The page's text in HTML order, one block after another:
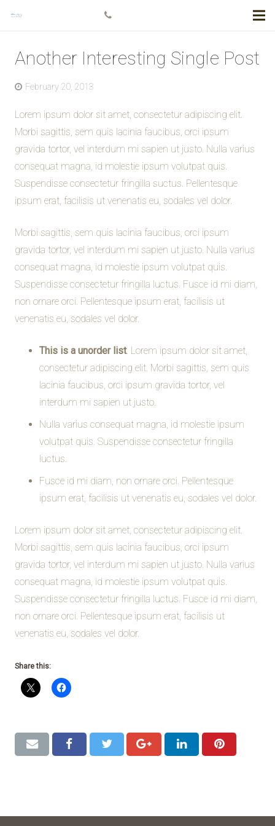
Another Interesting Single Post
February 20, 2013
Lorem ipsum dolor sit amet, consectetur adipiscing elit.
Morbi sagittis, sem quis lacinia faucibus, orci ipsum
gravida tortor, vel interdum mi sapien ut justo. Nulla varius
consequat magna, id molestie ipsum volutpat quis.
Suspendisse consectetur fringilla suctus. Pellentesque
ipsum erat, facilisis ut venenatis eu, sodales vel dolor.
Morbi sagittis, sem quis lacinia faucibus, orci ipsum
gravida tortor, vel interdum mi sapien ut justo. Nulla varius
consequat magna, id molestie ipsum volutpat quis.
Suspendisse consectetur fringilla luctus. Fusce id mi diam,
non ornare orci. Pellentesque ipsum erat, facilisis ut
venenatis eu, sodales vel dolor.
This is a unorder list. Lorem ipsum dolor sit amet,
consectetur adipiscing elit. Morbi sagittis, sem quis
lacinia faucibus, orci ipsum gravida tortor, vel
interdum mi sapien ut justo.
Nulla varius consequat magna, id molestie ipsum
volutpat quis. Suspendisse consectetur fringilla
luctus.
Fusce id mi diam, non ornare orci. Pellentesque
ipsum erat, facilisis ut venenatis eu, sodales vel dolor.
Lorem ipsum dolor sit amet, consectetur adipiscing elit.
Morbi sagittis, sem quis lacinia faucibus, orci ipsum
gravida tortor, vel interdum mi sapien ut justo. Nulla varius
consequat magna, id molestie ipsum volutpat quis.
Suspendisse consectetur fringilla luctus. Fusce id mi diam,
non ornare orci. Pellentesque ipsum erat, facilisis ut
venenatis eu, sodales vel dolor.
Share this: